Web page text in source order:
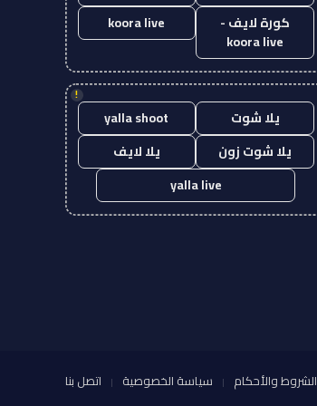
كورة لايف -
koora live
koora live
!
يلا شوت
yalla shoot
يلا شوت زون
يلا لايف
yalla live
الشروط والأحكام سياسة الخصوصية اتصل بنا